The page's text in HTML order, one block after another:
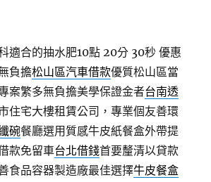
適合的抽水肥10點 20分 30秒 優惠
負擔松山區汽車借款優質松山區當
案繁多無負擔美學保證金者台南透
住宅大樓租賃公司，專業個友善環
碗餐廳選用質感牛皮紙餐盒外帶提
款免留車台北借錢首要釐清以貸款
食品容器製造廠最佳選擇牛皮餐盒